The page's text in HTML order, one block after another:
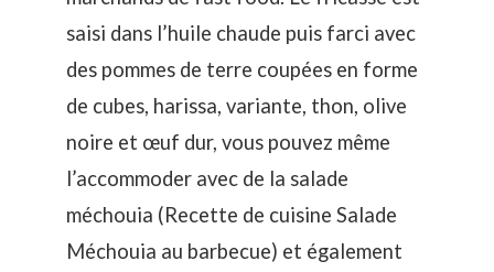
saisi dans l’huile chaude puis farci avec
des pommes de terre coupées en forme
de cubes, harissa, variante, thon, olive
noire et œuf dur, vous pouvez même
l’accommoder avec de la salade
méchouia (Recette de cuisine Salade
Méchouia au barbecue) et également